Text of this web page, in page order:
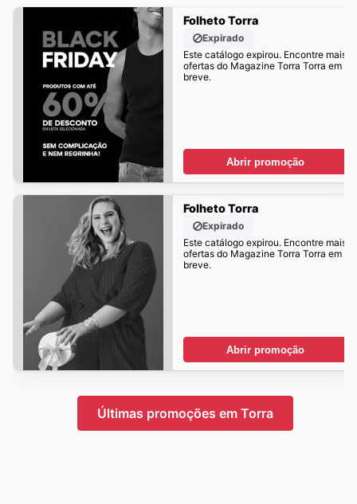
Folheto Torra
Expirado
Este catálogo expirou. Encontre mais
ofertas do Magazine Torra Torra em
breve.
Abrir promoção
Folheto Torra
Expirado
Este catálogo expirou. Encontre mais
ofertas do Magazine Torra Torra em
breve.
Abrir promoção
Últimas promoções em Torra